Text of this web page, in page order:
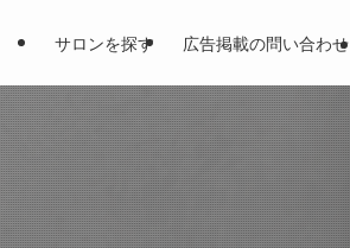
サロンを探す 広告掲載の問い合わせ